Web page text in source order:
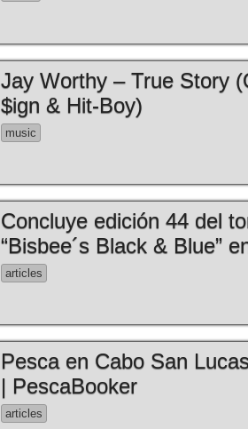
Jay Worthy – True Story
$ign & Hit-Boy)
music
Concluye edición 44 del
“Bisbee´s Black & Blue”
articles
Pesca en Cabo San
| PescaBooker
articles